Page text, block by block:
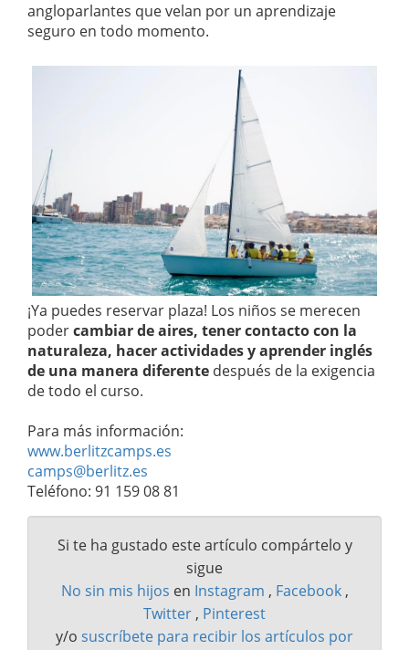
angloparlantes que velan por un aprendizaje
seguro en todo momento.
¡Ya puedes reservar plaza! Los niños se merecen
podercambiar de aires, tener contacto con la
naturaleza, hacer actividades y aprender inglés
de una manera diferente después de la exigencia
de todo el curso.
Para más información:
www.berlitzcamps.es
camps@berlitz.es
Teléfono: 91 159 08 81
Si te ha gustado este artículo compártelo y
sigue
No sin mis hijos en Instagram , Facebook,
Twitter, Pinterest
y/o suscríbete para recibir los artículos por